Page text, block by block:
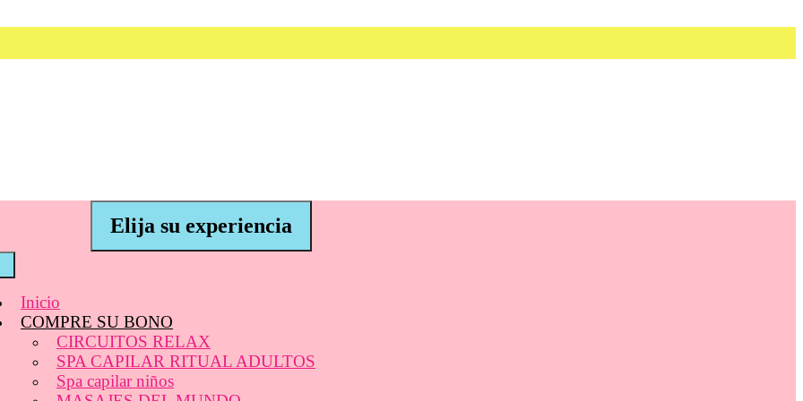
Elija su experiencia
Inicio
COMPRE SU BONO
CIRCUITOS RELAX
SPA CAPILAR RITUAL ADULTOS
Spa capilar niños